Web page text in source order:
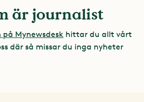
är journalist
på Mynewsdesk hittar du allt vårt
där så missar du inga nyheter